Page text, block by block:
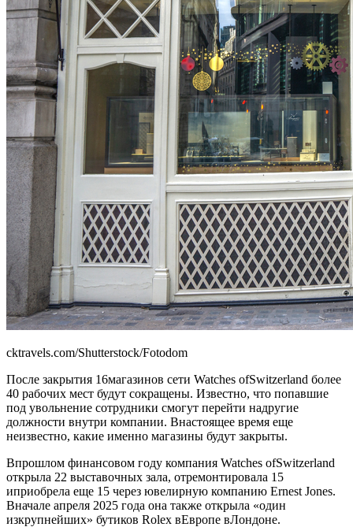
cktravels.com/Shutterstock/Fotodom
После закрытия 16магазинов сети Watches ofSwitzerland более
40 рабочих мест будут сокращены. Известно, что попавшие
под увольнение сотрудники смогут перейти надругие
должности внутри компании. Внастоящее время еще
неизвестно, какие именно магазины будут закрыты.
Впрошлом финансовом году компания Watches ofSwitzerland
открыла 22 выставочных зала, отремонтировала 15
иприобрела еще 15 через ювелирную компанию Ernest Jones.
Вначале апреля 2025 года она также открыла «один
изкрупнейших» бутиков Rolex вЕвропе вЛондоне.